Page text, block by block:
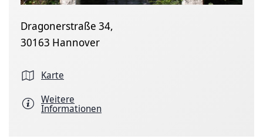
Dragonerstraße 34,
30163 Hannover
Karte
Weitere
Informationen